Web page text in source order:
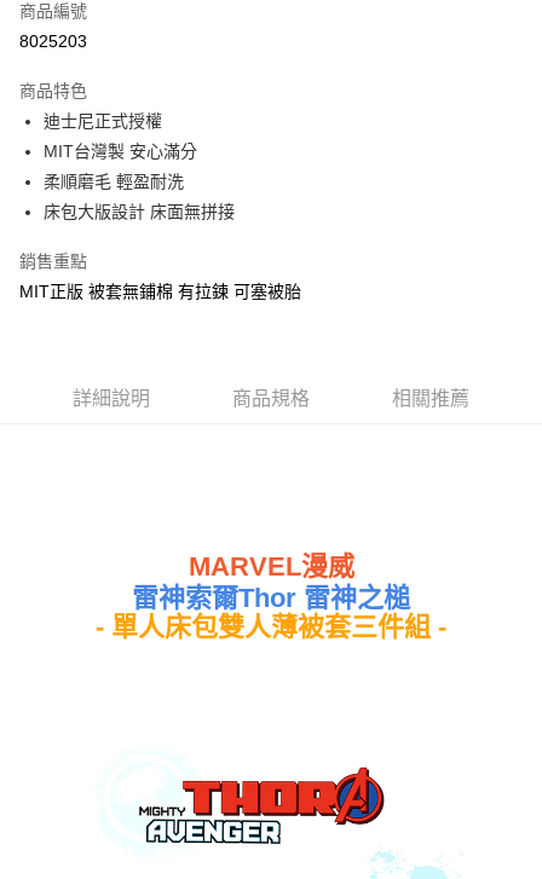
超商取貨付款
Apple Pay
街口支付
悠遊付
Google Pay
ATM付款
全家★依產品說明
每筆NT$80，滿NT$699(含以上)免運費
商品編號
8025203
商品特色
迪士尼正式授權
MIT台灣製 安心滿分
柔順磨毛 輕盈耐洗
床包大版設計 床面無拼接
銷售重點
MIT正版 被套無鋪棉 有拉鍊 可塞被胎
詳細說明 商品規格 相關推薦
MARVEL漫威
雷神索爾Thor 雷神之槌
- 單人床包雙人薄被套三件組 -